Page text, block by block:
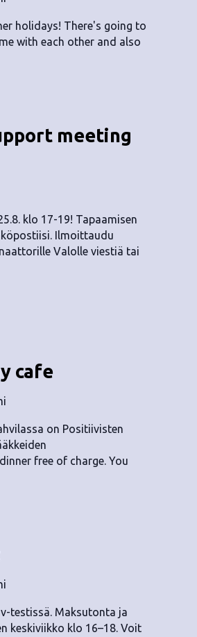
holidays! There's going to
with each other and also
meeting
klo 17-19! Tapaamisen
Ilmoittaudu
Valolle viestiä tai
cafe
on Positiivisten
free of charge. You
testissä. Maksutonta ja
keskiviikko klo 16–18. Voit